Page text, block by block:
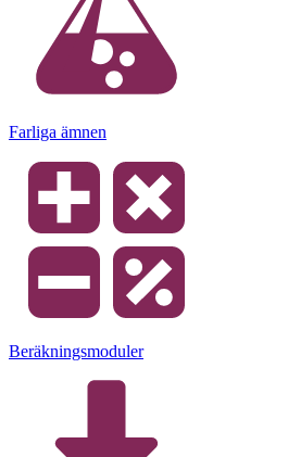
Farliga ämnen
Beräkningsmoduler